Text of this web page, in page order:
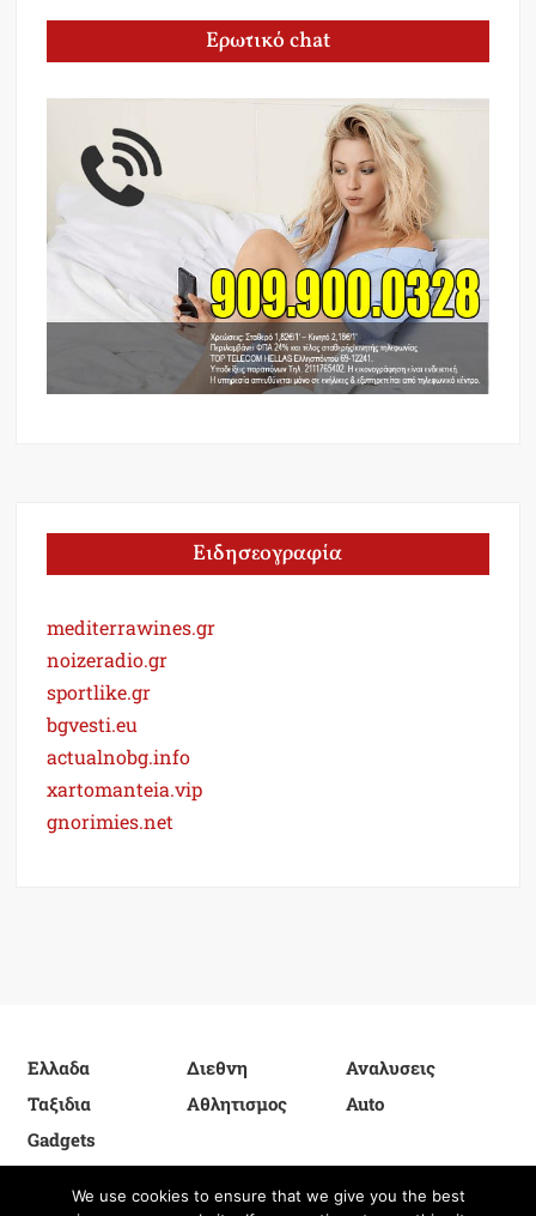
Ερωτικό chat
Ειδησεογραφία
mediterrawines.gr
noizeradio.gr
sportlike.gr
bgvesti.eu
actualnobg.info
xartomanteia.vip
gnorimies.net
Ελλαδα Διεθνη
Αναλυσεις
Ταξιδια
Αθλητισμος
Auto
Gadgets
We use cookies to ensure that we give you the best